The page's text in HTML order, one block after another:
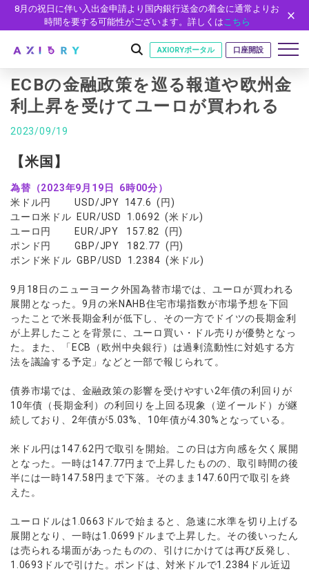
8月の祝日に伴い入出金申請より国内銀行送金の着金に通常よりお
時間を要する可能性がございます。詳しくはこちら
はじめに
ライセンス
安全性
取引
取引商品
FX（通貨ペア）
現物株式
ETF
株式CFD
株価指数CFD
エネルギーCFD
貴金属CFD
ソフトコモディティCFD
NEW
バトルCFD
取引条件
スプレッド・手数料
ゼロカットとロスカット
スワップとロールオーバー
入出金方法
レバレッジ
約定率
取引時間
取引計算シミュレーター
注文執行ポリシー
経済指標・予測カレンダー
休眠口座と凍結口座
口座
口座の種類
口座タイプ
法人のお客様
デモ口座
ウォレット口座
NEW
口座開設
口座開設フォーム
必要書類
プラットフォーム
プラットフォーム
MT5
cTrader
AXIORYアプリ
AXIORYポータル
ツール
MT4/MT5 ヒストリカルデータ
カスタムインジケーター
日本時間表示インジケータ
ストライク インジケータ
MQLシグナル
NEW
パートナー
パートナーシップ・プログラム
イントロデュース・パートナープログラム（IP）
特別・VIPプログラム
NEW
ニュース
ニュースリリース
お知らせ
マーケットニュース
コーポレートニュース
トレードガイド
NEW
会社概要
企業情報
会社概要
役員紹介
お問合せ
よくあるご質問
عربى
English
Русский
ไทย
Tiếng Việt
デモ口座を開設する
AXIORYポータル 口座開設
ECBの金融政策を巡る報道や欧州金
利上昇を受けてユーロが買われる
2023/09/19
【米国】
為替（2023年9月19日 6時00分）
米ドル円 USD/JPY 147.6 (円)
ユーロ米ドル EUR/USD 1.0692 (米ドル)
ユーロ円 EUR/JPY 157.82 (円)
ポンド円 GBP/JPY 182.77 (円)
ポンド米ドル GBP/USD 1.2384 (米ドル)
9月18日のニューヨーク外国為替市場では、ユーロが買われる
展開となった。9月の米NAHB住宅市場指数が市場予想を下回
ったことで米長期金利が低下し、その一方でドイツの長期金利
が上昇したことを背景に、ユーロ買い・ドル売りが優勢となっ
た。また、「ECB（欧州中央銀行）は過剰流動性に対処する方
法を議論する予定」などと一部で報じられて。
債券市場では、金融政策の影響を受けやすい2年債の利回りが
10年債（長期金利）の利回りを上回る現象（逆イールド）が継
続しており、2年債が5.03%、10年債が4.30%となっている。
米ドル円は147.62円で取引を開始。この日は方向感を欠く展開
となった。一時は147.77円まで上昇したものの、取引時間の後
半には一時147.58円まで下落。そのまま147.60円で取引を終
えた。
ユーロドルは1.0663ドルで始まると、急速に水準を切り上げる
展開となり、一時は1.0699ドルまで上昇した。その後いったん
は売られる場面があったものの、引けにかけては再び反発し、
1.0693ドルで引けた。ポンドは、対米ドルで1.2384ドル近辺